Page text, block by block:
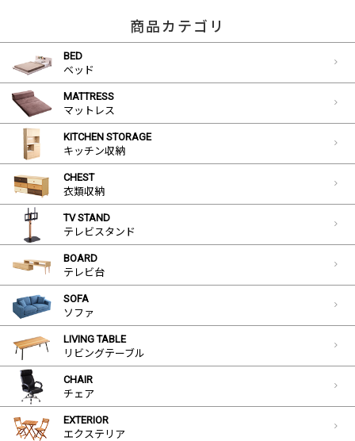
商品カテゴリ
BED
ベッド
MATTRESS
マットレス
KITCHEN STORAGE
キッチン収納
CHEST
衣類収納
TV STAND
テレビスタンド
BOARD
テレビ台
SOFA
ソファ
LIVING TABLE
リビングテーブル
CHAIR
チェア
EXTERIOR
エクステリア